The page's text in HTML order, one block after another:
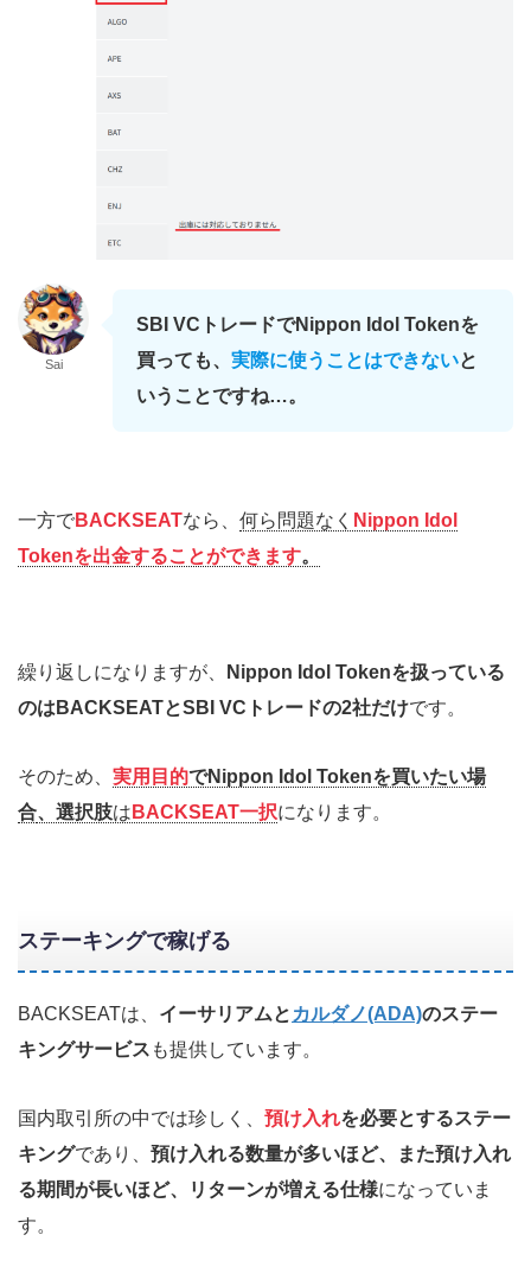
Sai
SBI VCトレードでNippon Idol Tokenを
買っても、 実際に使うことはできないと
いうことですね…。
一方でBACKSEATなら、 何ら問題なく Nippon Idol
Tokenを出金することができます。
繰り返しになりますが、
Nippon Idol Tokenを扱っている
のはBACKSEATとSBI VCトレードの2社だけです。
そのため、 実用目的でNippon Idol Tokenを買いたい場
合、選択肢は BACKSEAT一択になります。
ステーキングで稼げる
BACKSEATは、 イーサリアムと カルダノ(ADA)のステー
キングサービス も提供しています。
国内取引所の中では珍しく、 預け入れを必要とするステー
キングであり、 預け入れる数量が多いほど、また預け入れ
る期間が長いほど、リターンが増える仕様になっていま
す。